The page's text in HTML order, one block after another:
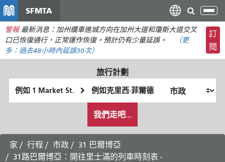
主
要
容
SFMTA
切
換
導
航
警報 最新消息：加州纜車進城方向在加州大道和瓊斯大道交叉
口已恢復通行，正常運作恢復。預計仍有少量延誤。
（更
多： 過去48小時內延誤30次）
訂
閱
旅行計劃
起
始
終
點
我
希
望
的
旅
我們走吧...
家 行程 市政
31 巴爾博亞
31路巴爾博亞：開往里士滿的列車時刻表 -